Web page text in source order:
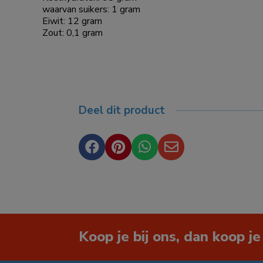
waarvan suikers: 1 gram
Eiwit: 12 gram
Zout: 0,1 gram
Deel dit product
   
Koop je bij ons, dan koop